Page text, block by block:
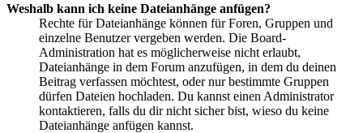
Weshalb kann ich keine Dateianhänge anfügen?
Rechte für Dateianhänge können für Foren, Gruppen und
einzelne Benutzer vergeben werden. Die Board-
Administration hat es möglicherweise nicht erlaubt,
Dateianhänge in dem Forum anzufügen, in dem du deinen
Beitrag verfassen möchtest, oder nur bestimmte Gruppen
dürfen Dateien hochladen. Du kannst einen Administrator
kontaktieren, falls du dir nicht sicher bist, wieso du keine
Dateianhänge anfügen kannst.